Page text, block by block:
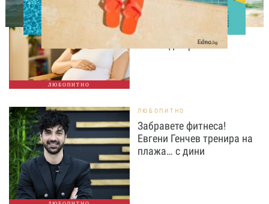
ЛЮБОПИТНО
Историческа промяна:
Жените над 40 години
раждат по-често от
тийнейджърките
ЛЮБОПИТНО
Забравете фитнеса!
Евгени Генчев тренира на
плажа… с дини